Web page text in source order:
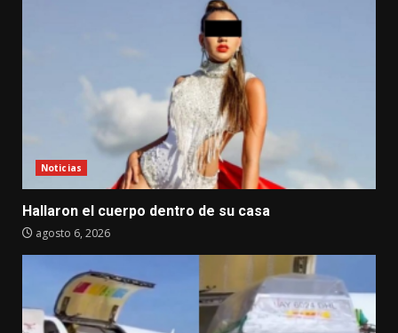
Noticias
Hallaron el cuerpo dentro de su casa
agosto 6, 2026